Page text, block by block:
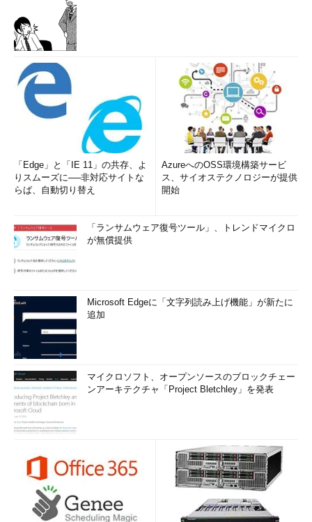
「Edge」と「IE 11」の共存、よ
りスムーズに──非対応サイトな
らば、自動切り替え
AzureへのOSS環境構築サービ
ス、サイオステクノロジーが提供
開始
「ランサムウェア復号ツール」、トレンドマイクロ
が無償提供
Microsoft Edgeに「文字列読み上げ機能」が新たに
追加
マイクロソフト、オープンソースのブロックチェー
ンアーキテクチャ「Project Bletchley」を発表